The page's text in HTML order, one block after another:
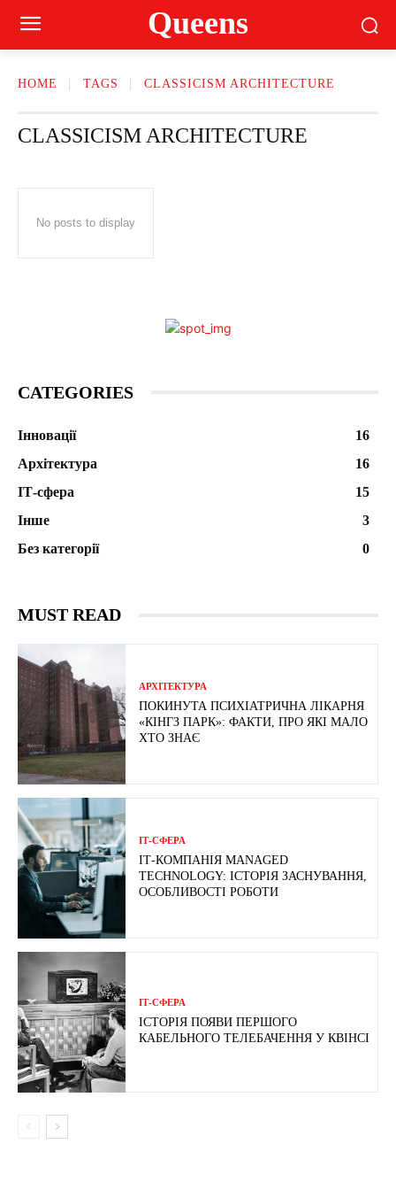
Queens
HOME TAGS CLASSICISM ARCHITECTURE
CLASSICISM ARCHITECTURE
No posts to display
CATEGORIES
Інновації
16
Архітектура
16
ІТ-сфера
15
Інше
3
Без категорії
0
MUST READ
АРХІТЕКТУРА
ПОКИНУТА ПСИХІАТРИЧНА ЛІКАРНЯ
«КІНГЗ ПАРК»: ФАКТИ, ПРО ЯКІ МАЛО
ХТО ЗНАЄ
ІТ-СФЕРА
ІТ-КОМПАНІЯ MANAGED
TECHNOLOGY: ІСТОРІЯ ЗАСНУВАННЯ,
ОСОБЛИВОСТІ РОБОТИ
ІТ-СФЕРА
ІСТОРІЯ ПОЯВИ ПЕРШОГО
КАБЕЛЬНОГО ТЕЛЕБАЧЕННЯ У КВІНСІ